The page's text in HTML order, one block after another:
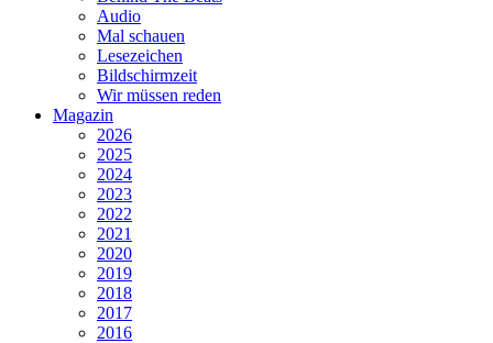
Audio
Mal schauen
Lesezeichen
Bildschirmzeit
Wir müssen reden
Magazin
2026
2025
2024
2023
2022
2021
2020
2019
2018
2017
2016